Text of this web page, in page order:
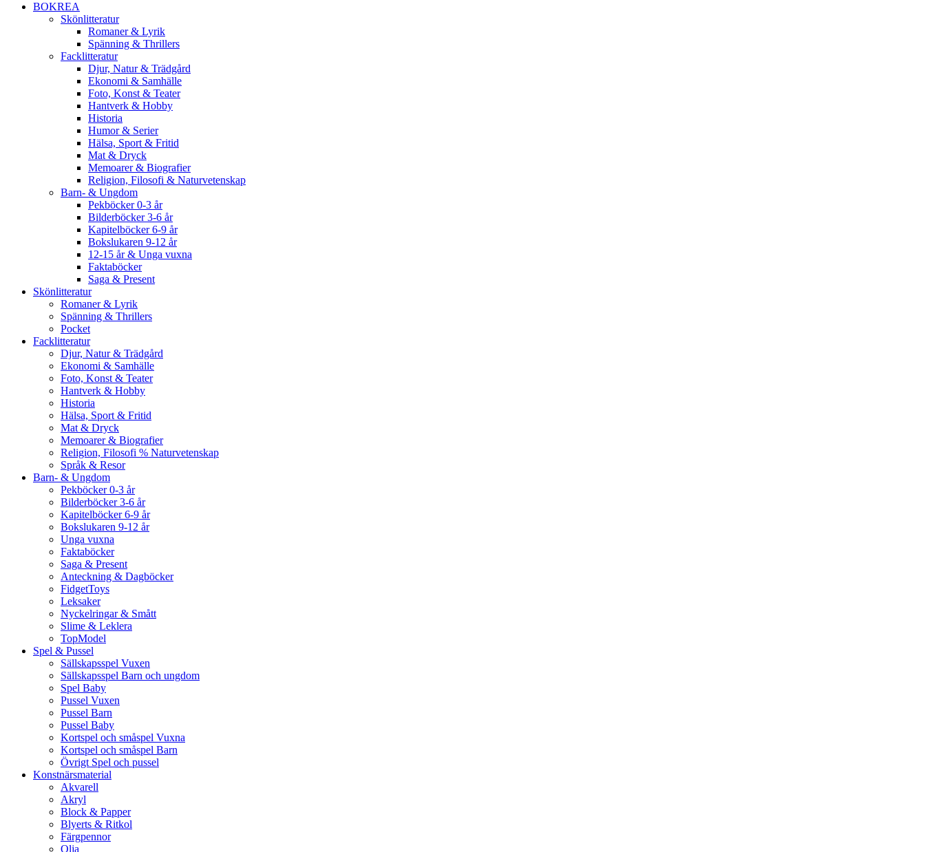
BOKREA
Skönlitteratur
Romaner & Lyrik
Spänning & Thrillers
Facklitteratur
Djur, Natur & Trädgård
Ekonomi & Samhälle
Foto, Konst & Teater
Hantverk & Hobby
Historia
Humor & Serier
Hälsa, Sport & Fritid
Mat & Dryck
Memoarer & Biografier
Religion, Filosofi & Naturvetenskap
Barn- & Ungdom
Pekböcker 0-3 år
Bilderböcker 3-6 år
Kapitelböcker 6-9 år
Bokslukaren 9-12 år
12-15 år & Unga vuxna
Faktaböcker
Saga & Present
Skönlitteratur
Romaner & Lyrik
Spänning & Thrillers
Pocket
Facklitteratur
Djur, Natur & Trädgård
Ekonomi & Samhälle
Foto, Konst & Teater
Hantverk & Hobby
Historia
Hälsa, Sport & Fritid
Mat & Dryck
Memoarer & Biografier
Religion, Filosofi % Naturvetenskap
Språk & Resor
Barn- & Ungdom
Pekböcker 0-3 år
Bilderböcker 3-6 år
Kapitelböcker 6-9 år
Bokslukaren 9-12 år
Unga vuxna
Faktaböcker
Saga & Present
Anteckning & Dagböcker
FidgetToys
Leksaker
Nyckelringar & Smått
Slime & Leklera
TopModel
Spel & Pussel
Sällskapsspel Vuxen
Sällskapsspel Barn och ungdom
Spel Baby
Pussel Vuxen
Pussel Barn
Pussel Baby
Kortspel och småspel Vuxna
Kortspel och småspel Barn
Övrigt Spel och pussel
Konstnärsmaterial
Akvarell
Akryl
Block & Papper
Blyerts & Ritkol
Färgpennor
Olja